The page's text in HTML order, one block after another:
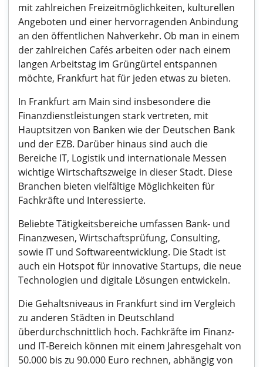
mit zahlreichen Freizeitmöglichkeiten, kulturellen
Angeboten und einer hervorragenden Anbindung
an den öffentlichen Nahverkehr. Ob man in einem
der zahlreichen Cafés arbeiten oder nach einem
langen Arbeitstag im Grüngürtel entspannen
möchte, Frankfurt hat für jeden etwas zu bieten.
In Frankfurt am Main sind insbesondere die
Finanzdienstleistungen stark vertreten, mit
Hauptsitzen von Banken wie der Deutschen Bank
und der EZB. Darüber hinaus sind auch die
Bereiche IT, Logistik und internationale Messen
wichtige Wirtschaftszweige in dieser Stadt. Diese
Branchen bieten vielfältige Möglichkeiten für
Fachkräfte und Interessierte.
Beliebte Tätigkeitsbereiche umfassen Bank- und
Finanzwesen, Wirtschaftsprüfung, Consulting,
sowie IT und Softwareentwicklung. Die Stadt ist
auch ein Hotspot für innovative Startups, die neue
Technologien und digitale Lösungen entwickeln.
Die Gehaltsniveaus in Frankfurt sind im Vergleich
zu anderen Städten in Deutschland
überdurchschnittlich hoch. Fachkräfte im Finanz-
und IT-Bereich können mit einem Jahresgehalt von
50.000 bis zu 90.000 Euro rechnen, abhängig von